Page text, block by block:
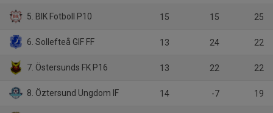
5. BIK Fotboll P10 15 15 25
6. Sollefteå GIF FF 13 24 22
7. Östersunds FK P16 13 22 22
8. Öztersund Ungdom IF 14 -7 19